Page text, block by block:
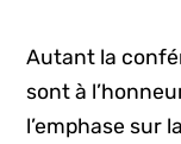
Autant la
sont à
l’emphase sur